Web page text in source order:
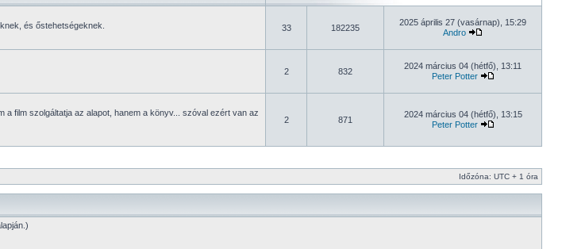
és őstehetségeknek.
33 182235
2025 április 27 (vasárnap), 15:29
Andro
2 832
2024 március 04 (hétfő), 13:11
Peter Potter
film szolgáltatja az alapot, hanem a könyv... szóval ezért van az
2 871
2024 március 04 (hétfő), 13:15
Peter Potter
Időzóna: UTC + 1 óra